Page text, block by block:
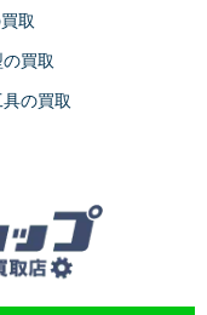
取
買取
具の買取